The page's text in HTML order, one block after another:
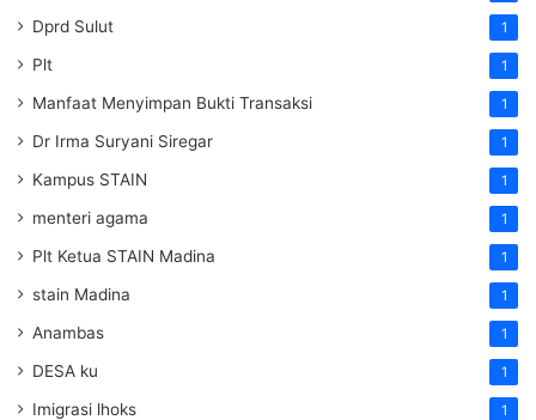
Dprd Sulut 1
Plt 1
Manfaat Menyimpan Bukti Transaksi 1
Dr Irma Suryani Siregar 1
Kampus STAIN 1
menteri agama 1
Plt Ketua STAIN Madina 1
stain Madina 1
Anambas 1
DESA ku 1
Imigrasi lhoks 1